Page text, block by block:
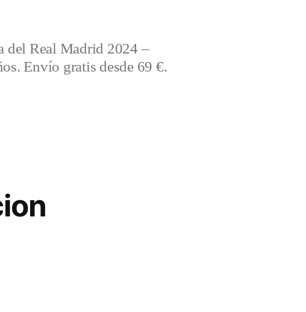
del Real Madrid 2024 –
Envío gratis desde 69 €.